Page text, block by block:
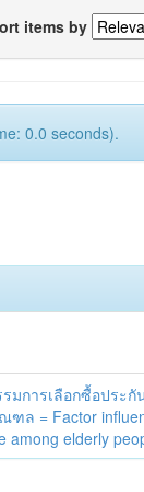
items by
0.0 seconds).
มการเลือกซื้อประ
ฑล = Factor
among elderly